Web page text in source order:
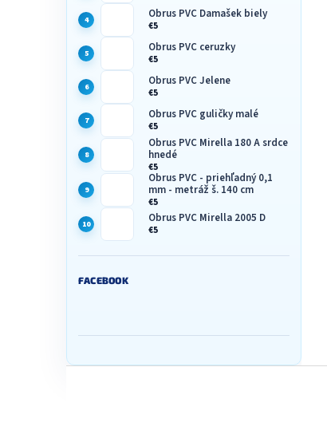
Obrus PVC Damašek biely
€5
Obrus PVC ceruzky
€5
Obrus PVC Jelene
€5
Obrus PVC guličky malé
€5
Obrus PVC Mirella 180 A srdce
hnedé
€5
Obrus PVC - priehľadný 0,1
mm - metráž š. 140 cm
€5
Obrus PVC Mirella 2005 D
€5
FACEBOOK